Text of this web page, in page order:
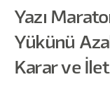
Yazı
Yükünü
Karar ve